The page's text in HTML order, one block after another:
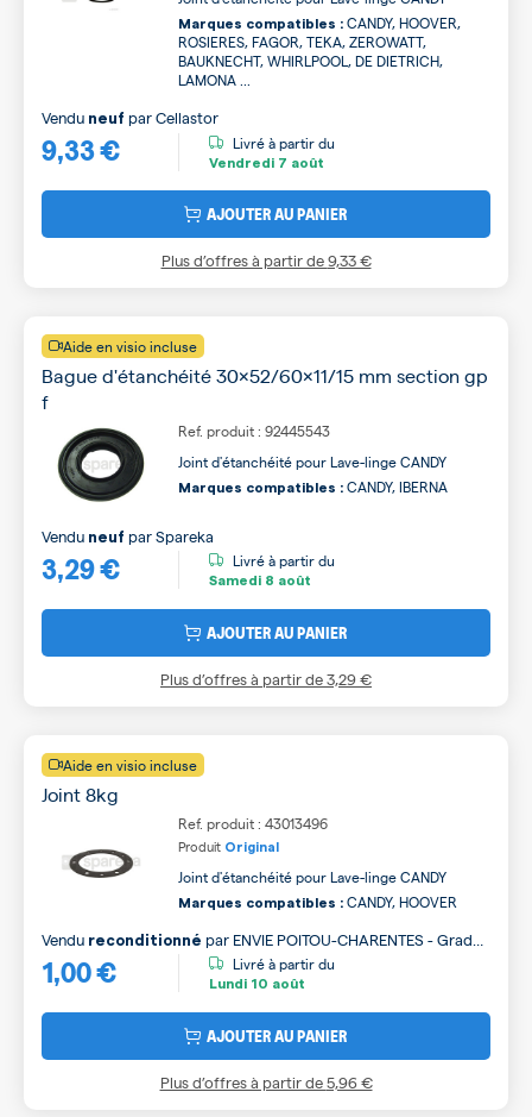
Marques compatibles : CANDY, HOOVER,
ROSIERES, FAGOR, TEKA, ZEROWATT,
BAUKNECHT, WHIRLPOOL, DE DIETRICH,
LAMONA ...
9,33 €
Vendu neuf parCellastor
Livré à partir du
Vendredi 7 août
AJOUTER AU PANIER
Plus d’offres à partir de9,33 €
Aide en visio incluse
Bague d'étanchéité 30x52/60x11/15 mm section gp
f
Ref. produit : 92445543
Joint d'étanchéité pour Lave-linge CANDY
Marques compatibles : CANDY, IBERNA
3,29 €
Vendu neuf parSpareka
Livré à partir du
Samedi 8 août
AJOUTER AU PANIER
Plus d’offres à partir de3,29 €
Aide en visio incluse
Joint 8kg
Ref. produit : 43013496
Produit Original
Joint d'étanchéité pour Lave-linge CANDY
Marques compatibles : CANDY, HOOVER
1,00 €
Vendu reconditionné par ENVIE POITOU-CHARENTES - Grade
B
Livré à partir du
Lundi 10 août
AJOUTER AU PANIER
Plus d’offres à partir de5,96 €